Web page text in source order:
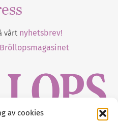
av cookies
vårt nyhetsbrev!